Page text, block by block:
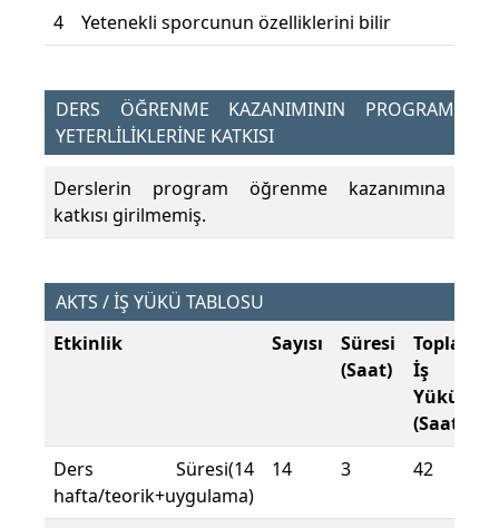
4
Yetenekli sporcunun özelliklerini bilir
DERS ÖĞRENME KAZANIMININ PROGRAM
YETERLİLİKLERİNE KATKISI
Derslerin program öğrenme kazanımına
katkısı girilmemiş.
AKTS / İŞ YÜKÜ TABLOSU
Etkinlik
Sayısı
Süresi
(Saat)
Toplam
İş
Yükü
(Saat)
Ders Süresi(14
hafta/teorik+uygulama)
14 3 42